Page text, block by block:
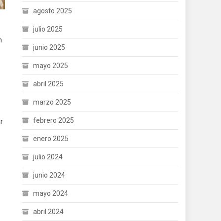
agosto 2025
julio 2025
junio 2025
mayo 2025
abril 2025
marzo 2025
febrero 2025
enero 2025
julio 2024
junio 2024
mayo 2024
abril 2024